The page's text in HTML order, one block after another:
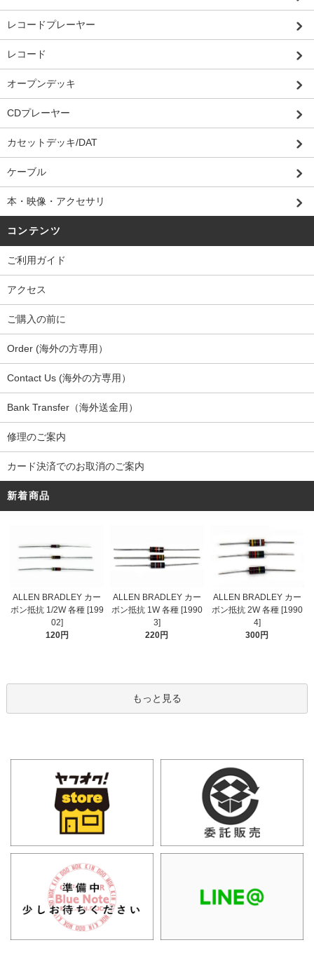
レコードプレーヤー
レコード
オープンデッキ
CDプレーヤー
カセットデッキ/DAT
ケーブル
本・映像・アクセサリ
コンテンツ
ご利用ガイド
アクセス
ご購入の前に
Order (海外の方専用）
Contact Us (海外の方専用）
Bank Transfer（海外送金用）
修理のご案内
カード決済でのお取消のご案内
新着商品
ALLEN BRADLEY カー
ボン抵抗 1/2W 各種 [199
02]
120円
ALLEN BRADLEY カー
ボン抵抗 1W 各種 [1990
3]
220円
ALLEN BRADLEY カー
ボン抵抗 2W 各種 [1990
4]
300円
もっと見る